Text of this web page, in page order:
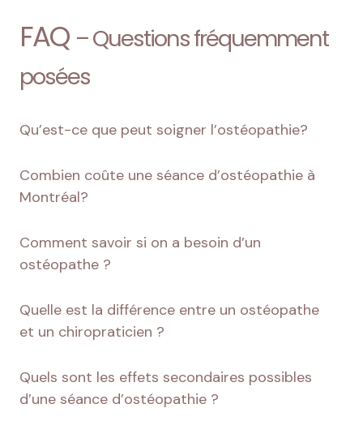
FAQ – Questions fréquemment
posées
Qu’est-ce que peut soigner l’ostéopathie?
Combien coûte une séance d’ostéopathie à
Montréal?
Comment savoir si on a besoin d’un
ostéopathe ?
Quelle est la différence entre un ostéopathe
et un chiropraticien ?
Quels sont les effets secondaires possibles
d’une séance d’ostéopathie ?